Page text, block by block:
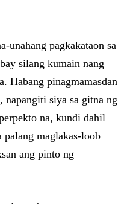
unahang pagkakataon sa
silang kumain nang
Habang pinagmamasdan
napangiti siya sa gitna ng
na, kundi dahil
palang maglakas-loob
ang pinto ng